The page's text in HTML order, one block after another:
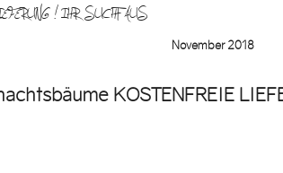
LIEFERUNG ! IHR SUCHT AUS…
November 2018
KOSTENFREIE